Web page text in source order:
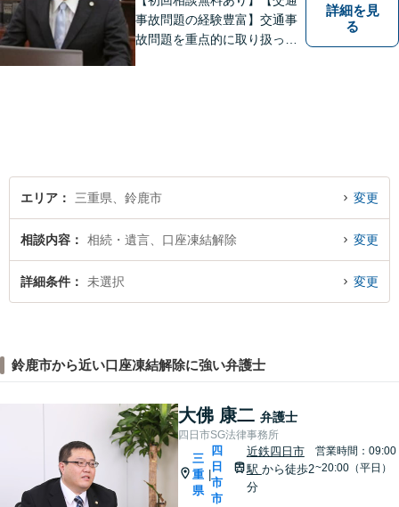
事故問題の経験豊富】交通事
故問題を重点的に取り扱って
詳細を見
る
エリア 三重県、鈴鹿市 変更
相談内容 相続・遺言、口座凍結解除 変更
詳細条件 未選択 変更
鈴鹿市から近い口座凍結解除に強い弁護士
大佛 康二 弁護士
四日市SG法律事務所
三
重
県
四
日
市
市
近鉄四日市
駅 から徒歩2
分
営業時間：09:00
~20:00（平日）